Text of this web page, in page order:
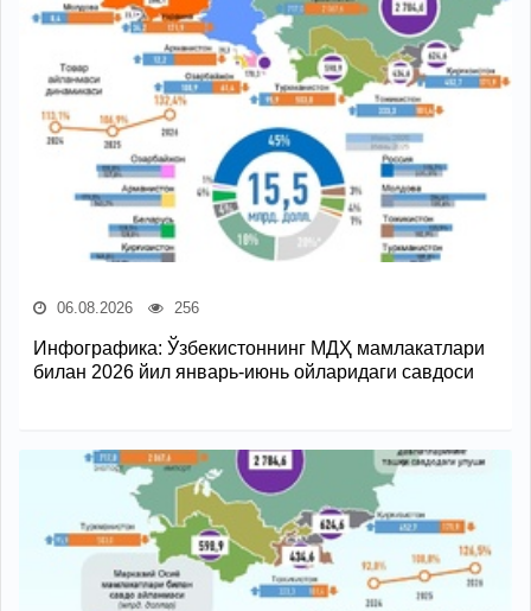
06.08.2026 256
Инфографика: Ўзбекистоннинг МДҲ мамлакатлари
билан 2026 йил январь-июнь ойларидаги савдоси